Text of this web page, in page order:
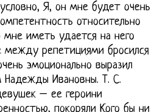
Я, он мне будет очень
относительно
мне иметь удается на него
между репетициями бросился
эмоционально выразил
Надежды Ивановны. Т. С.
– ее героини
покоряли Кого бы ни